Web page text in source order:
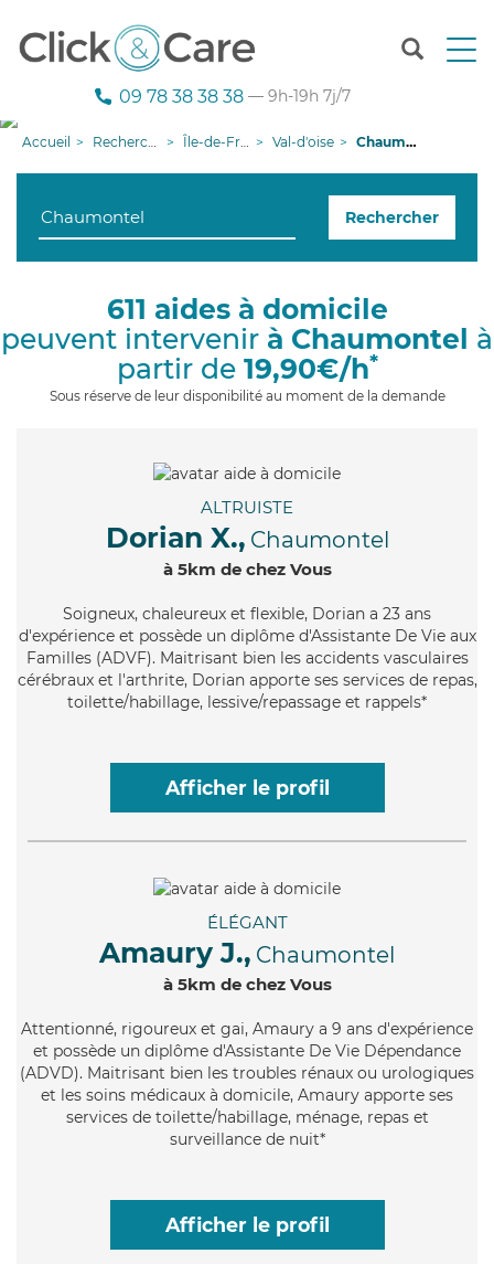
T
n
g
i
09 78 38 38 38 — 9h-19h 7j/7
Accueil Recherche aide à domicile Île-de-France Val-d'oise Chaumontel
Rechercher
611 aides à domicile
peuvent intervenir à Chaumontel à
partir de 19,90€/h*
Sous réserve de leur disponibilité au moment de la demande
ALTRUISTE
Dorian X., Chaumontel
à 5km de chez Vous
Soigneux, chaleureux et flexible, Dorian a 23 ans
d'expérience et possède un diplôme d'Assistante De Vie aux
Familles (ADVF). Maitrisant bien les accidents vasculaires
cérébraux et l'arthrite, Dorian apporte ses services de repas,
toilette/habillage, lessive/repassage et rappels*
Afficher le profil
ÉLÉGANT
Amaury J., Chaumontel
à 5km de chez Vous
Attentionné, rigoureux et gai, Amaury a 9 ans d'expérience
et possède un diplôme d'Assistante De Vie Dépendance
(ADVD). Maitrisant bien les troubles rénaux ou urologiques
et les soins médicaux à domicile, Amaury apporte ses
services de toilette/habillage, ménage, repas et
surveillance de nuit*
Afficher le profil